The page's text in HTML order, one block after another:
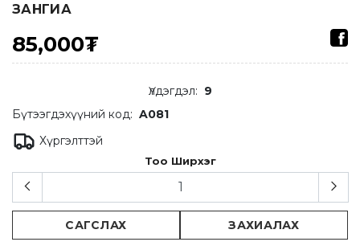
ЗАНГИА
85,000₮
Үлдэгдэл: 9
Бүтээгдэхүүний код: A081
Хүргэлттэй
Тоо Ширхэг
САГСЛАХ ЗАХИАЛАХ